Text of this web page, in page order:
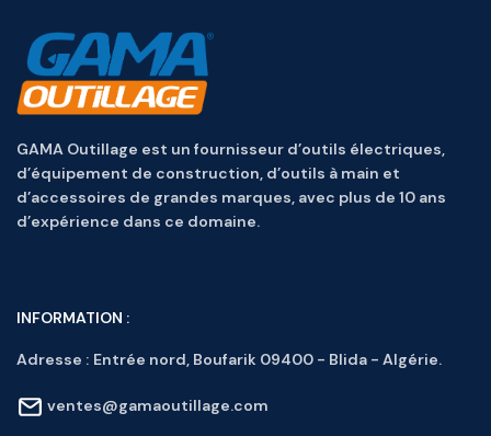
GAMA Outillage est un fournisseur d’outils électriques,
d’équipement de construction, d’outils à main et
d’accessoires de grandes marques, avec plus de 10 ans
d’expérience dans ce domaine.
INFORMATION :
Adresse : Entrée nord, Boufarik 09400 - Blida - Algérie.
ventes@gamaoutillage.com